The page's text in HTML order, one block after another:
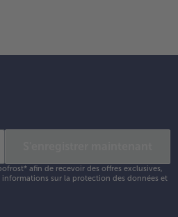
afin de recevoir des offres exclusives,
informations sur la protection des données et